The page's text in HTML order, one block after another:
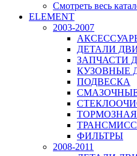
Смотреть весь
ELEMENT
2003-2007
ДЕТАЛИ
ЗАПЧАСТИ
КУЗОВНЫЕ
ПОДВЕСКА
ФИЛЬТРЫ
2008-2011